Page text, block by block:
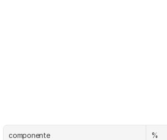
componente %